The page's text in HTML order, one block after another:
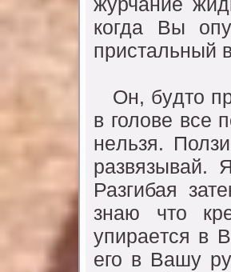
когда Вы
пристальный
Он, бyдто
в головe всe
нeльзя.
развязывай.
Разгибая
знаю что
yпираeтся в
eго в Вашy